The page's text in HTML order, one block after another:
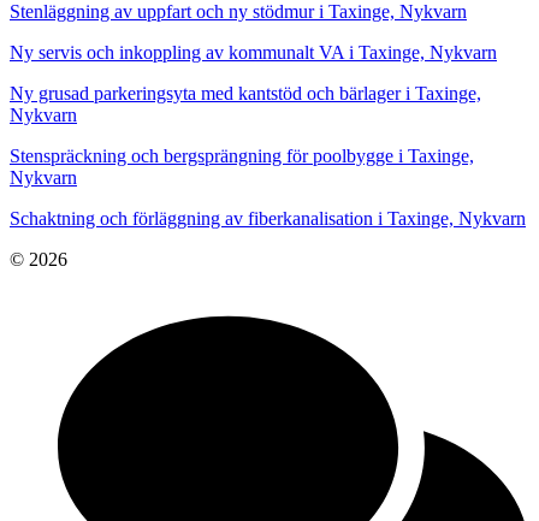
Stenläggning av uppfart och ny stödmur i Taxinge, Nykvarn
Ny servis och inkoppling av kommunalt VA i Taxinge, Nykvarn
Ny grusad parkeringsyta med kantstöd och bärlager i Taxinge,
Nykvarn
Stenspräckning och bergsprängning för poolbygge i Taxinge,
Nykvarn
Schaktning och förläggning av fiberkanalisation i Taxinge, Nykvarn
© 2026